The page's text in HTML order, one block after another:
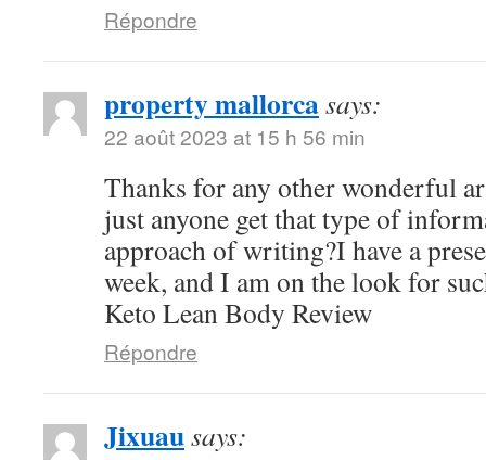
Répondre
property mallorcasays:
22 août 2023 at 15 h 56 min
Thanks for any other wonderful
just anyone get that type of
approach of writing?I have a
week, and I am on the look for
Keto Lean Body Review
Répondre
Jixuausays: